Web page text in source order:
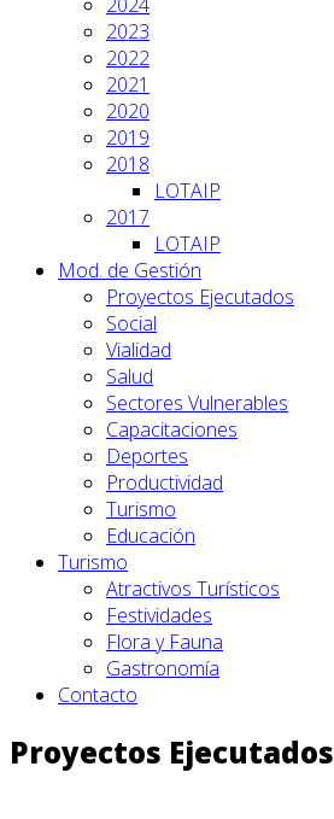
2023
2022
2021
2020
2019
2018
LOTAIP
2017
LOTAIP
Mod. de Gestión
Proyectos Ejecutados
Social
Vialidad
Salud
Sectores Vulnerables
Capacitaciones
Deportes
Productividad
Turismo
Educación
Turismo
Atractivos Turísticos
Festividades
Flora y Fauna
Gastronomía
Contacto
Proyectos Ejecutados